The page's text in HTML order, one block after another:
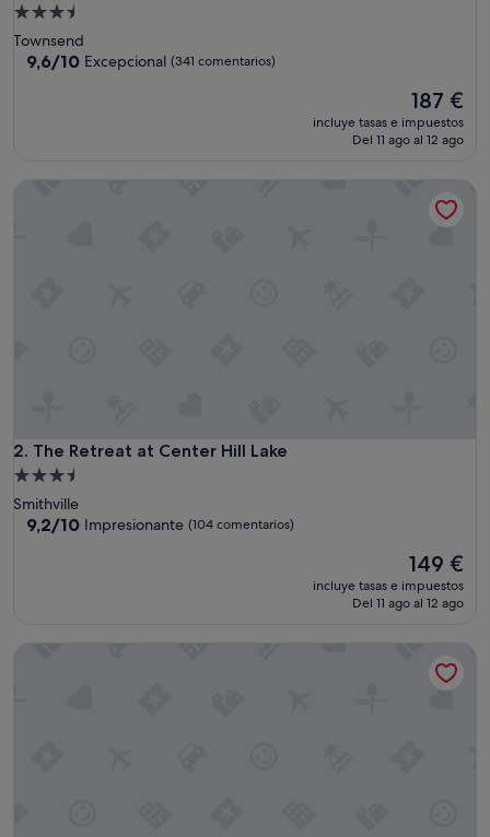
Alojamiento
de
3.5 estrellas
Townsend
9.6
9,6/10 Excepcional (341 comentarios)
El
precio
actual
187 €
incluye tasas e impuestos
Del 11 ago al 12 ago
2. The Retreat at Center Hill Lake
The Retreat at Center Hill Lake
Alojamiento
de
3.5 estrellas
Smithville
9.2
9,2/10 Impresionante (104 comentarios)
El
precio
actual
149 €
incluye tasas e impuestos
Del 11 ago al 12 ago